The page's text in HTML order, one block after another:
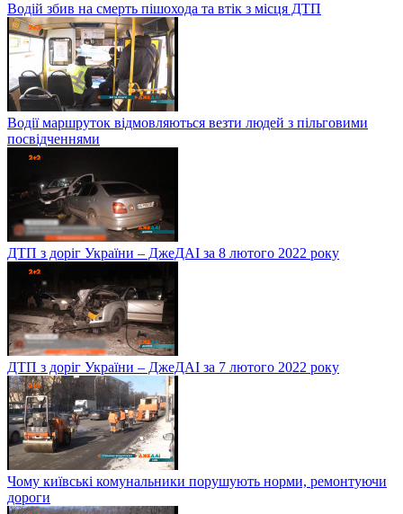
Водій збив на смерть пішохода та втік з місця ДТП
Водії маршруток відмовляються везти людей з пільговими
посвідченнями
ДТП з доріг України – ДжеДАІ за 8 лютого 2022 року
ДТП з доріг України – ДжеДАІ за 7 лютого 2022 року
Чому київські комунальники порушують норми, ремонтуючи
дороги